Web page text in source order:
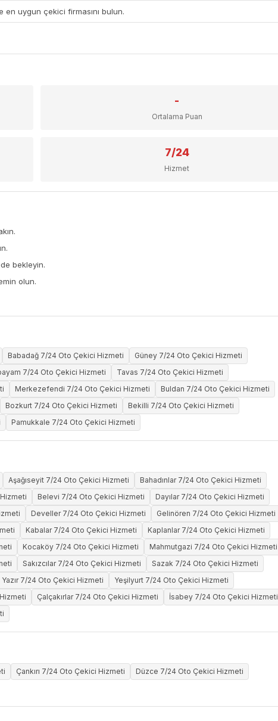
en uygun çekici firmasını bulun.
-
Ortalama Puan
7/24
Hizmet
bekleyin.
olun.
Babadağ 7/24 Oto Çekici Hizmeti
Güney 7/24 Oto Çekici Hizmeti
7/24 Oto Çekici Hizmeti
Tavas 7/24 Oto Çekici Hizmeti
Merkezefendi 7/24 Oto Çekici Hizmeti
Buldan 7/24 Oto Çekici Hizmeti
Bozkurt 7/24 Oto Çekici Hizmeti
Bekilli 7/24 Oto Çekici Hizmeti
Pamukkale 7/24 Oto Çekici Hizmeti
Aşağıseyit 7/24 Oto Çekici Hizmeti
Bahadınlar 7/24 Oto Çekici Hizmeti
Belevi 7/24 Oto Çekici Hizmeti
Dayılar 7/24 Oto Çekici Hizmeti
Develler 7/24 Oto Çekici Hizmeti
Gelinören 7/24 Oto Çekici Hizmeti
Kabalar 7/24 Oto Çekici Hizmeti
Kaplanlar 7/24 Oto Çekici Hizmeti
Kocaköy 7/24 Oto Çekici Hizmeti
Mahmutgazi 7/24 Oto Çekici Hizmeti
Sakızcılar 7/24 Oto Çekici Hizmeti
Sazak 7/24 Oto Çekici Hizmeti
Yazır 7/24 Oto Çekici Hizmeti
Yeşilyurt 7/24 Oto Çekici Hizmeti
Çalçakırlar 7/24 Oto Çekici Hizmeti
İsabey 7/24 Oto Çekici Hizmeti
Çankırı 7/24 Oto Çekici Hizmeti
Düzce 7/24 Oto Çekici Hizmeti